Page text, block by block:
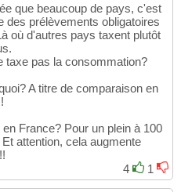
que beaucoup de pays, c'est
des prélèvements obligatoires
où d'autres pays taxent plutôt
taxe pas la consommation?
A titre de comparaison en
France? Pour un plein à 100
attention, cela augmente
4
1